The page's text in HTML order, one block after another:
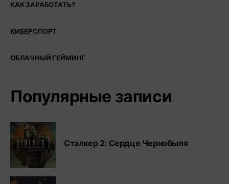
КАК ЗАРАБОТАТЬ?
КИБЕРСПОРТ
ОБЛАЧНЫЙ ГЕЙМИНГ
Популярные записи
Сталкер 2: Сердце Чернобыля